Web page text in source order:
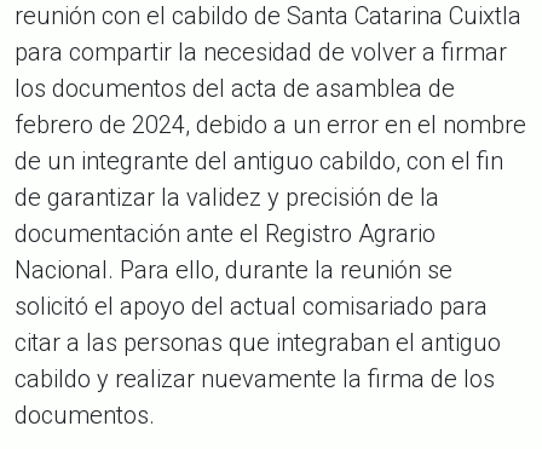
reunión con el cabildo de Santa Catarina Cuixtla
para compartir la necesidad de volver a firmar
los documentos del acta de asamblea de
febrero de 2024, debido a un error en el nombre
de un integrante del antiguo cabildo, con el fin
de garantizar la validez y precisión de la
documentación ante el Registro Agrario
Nacional. Para ello, durante la reunión se
solicitó el apoyo del actual comisariado para
citar a las personas que integraban el antiguo
cabildo y realizar nuevamente la firma de los
documentos.